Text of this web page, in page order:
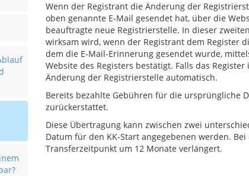
Wenn der Registrant die Änderung der
oben genannte E-Mail gesendet hat, über die
beauftragte neue Registrierstelle. In dieser
wirksam wird, wenn der Registrant dem Register
dem die E-Mail-Erinnerung gesendet wurde,
Website des Registers bestätigt. Falls das
Änderung der Registrierstelle automatisch.
Bereits bezahlte Gebühren für die ursprüngliche
zurückerstattet.
Diese Übertragung kann zwischen zwei
Datum für den KK-Start angegebenen werden.
Transferzeitpunkt um 12 Monate verlängert.